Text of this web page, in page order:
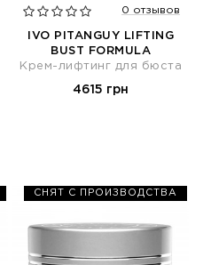
0 отзывов
IVO PITANGUY LIFTING
BUST FORMULA
Крем-лифтинг для бюста
4615 грн
СНЯТ С ПРОИЗВОДСТВА